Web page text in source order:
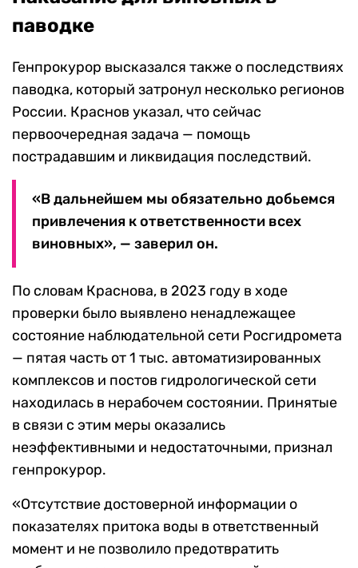
паводке
Генпрокурор высказался также о последствиях
паводка, который затронул несколько регионов
России. Краснов указал, что сейчас
первоочередная задача — помощь
пострадавшим и ликвидация последствий.
«В дальнейшем мы обязательно добьемся
привлечения к ответственности всех
виновных», — заверил он.
По словам Краснова, в 2023 году в ходе
проверки было выявлено ненадлежащее
состояние наблюдательной сети Росгидромета
— пятая часть от 1 тыс. автоматизированных
комплексов и постов гидрологической сети
находилась в нерабочем состоянии. Принятые
в связи с этим меры оказались
неэффективными и недостаточными, признал
генпрокурор.
«Отсутствие достоверной информации о
показателях притока воды в ответственный
момент и не позволило предотвратить